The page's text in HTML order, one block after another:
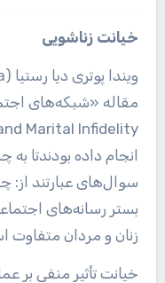
خیانت زناشویی
ویندا پوتری دیا رستیا (
مقاله «شبکه‌های
انجام داده بودندتا
سوال‌های عبارتند از:
بستر رسانه‌های
زنان و مردان متفاوت
خیانت تأثیر منفی بر